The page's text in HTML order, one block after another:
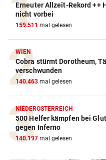
Erneuter Allzeit-Rekord ++
nicht vorbei
159.511 mal gelesen
WIEN
Cobra stürmt Dorotheum,
verschwunden
140.463 mal gelesen
NIEDERÖSTERREICH
500 Helfer kämpfen bei
gegen Inferno
140.197 mal gelesen